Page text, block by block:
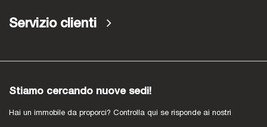
Servizio clienti
Stiamo cercando nuove sedi!
Hai un immobile da proporci? Controlla qui se risponde ai nostri